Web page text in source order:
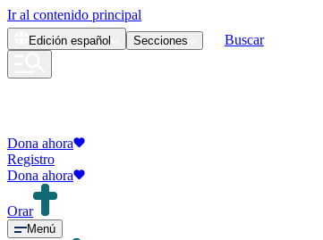
Ir al contenido principal
Edición español Secciones Buscar
Dona ahora
Registro
Dona ahora
Orar
Menú